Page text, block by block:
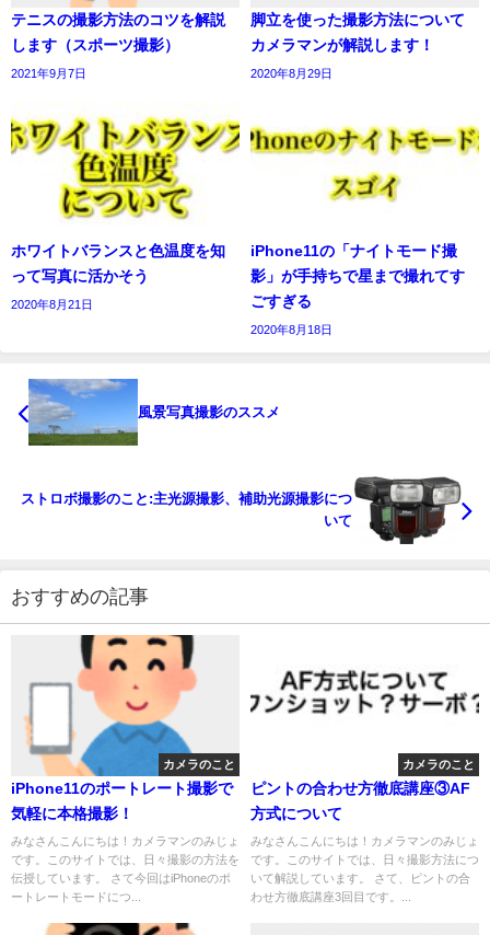
テニスの撮影方法のコツを解説
します（スポーツ撮影）
2021年9月7日
脚立を使った撮影方法について
カメラマンが解説します！
2020年8月29日
ホワイトバランスと色温度を知
って写真に活かそう
2020年8月21日
iPhone11の「ナイトモード撮
影」が手持ちで星まで撮れてす
ごすぎる
2020年8月18日
風景写真撮影のススメ
ストロボ撮影のこと:主光源撮影、補助光源撮影につ
いて
おすすめの記事
カメラのこと
iPhone11のポートレート撮影で
気軽に本格撮影！
みなさんこんにちは！カメラマンのみじょ
です。このサイトでは、日々撮影の方法を
伝授しています。 さて今回はiPhoneのポ
ートレートモードにつ...
カメラのこと
ピントの合わせ方徹底講座③AF
方式について
みなさんこんにちは！カメラマンのみじょ
です。このサイトでは、日々撮影方法につ
いて解説しています。 さて、ピントの合
わせ方徹底講座3回目です。...